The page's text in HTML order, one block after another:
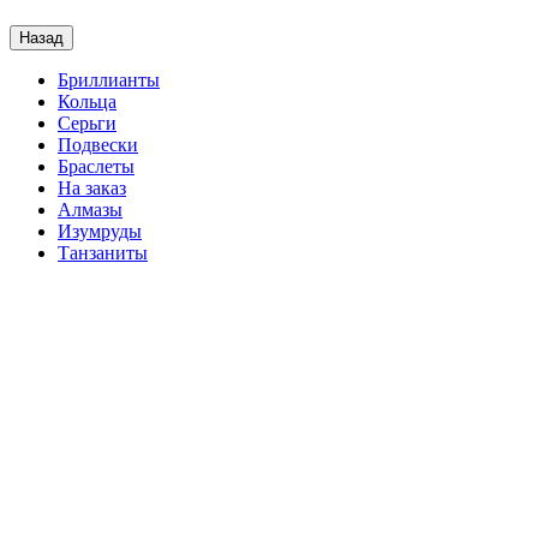
Назад
Бриллианты
Кольца
Серьги
Подвески
Браслеты
На заказ
Алмазы
Изумруды
Танзаниты